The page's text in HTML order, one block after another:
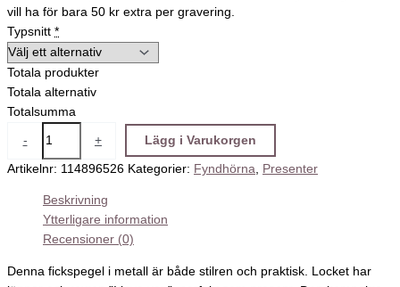
vill ha för bara 50 kr extra per gravering.
Typsnitt *
Totala produkter
Totala alternativ
Totalsumma
- + Lägg i Varukorgen
Artikelnr: 114896526 Kategorier: Fyndhörna Presenter
Beskrivning
Ytterligare information
Recensioner (0)
Denna fickspegel i metall är både stilren och praktisk. Locket har